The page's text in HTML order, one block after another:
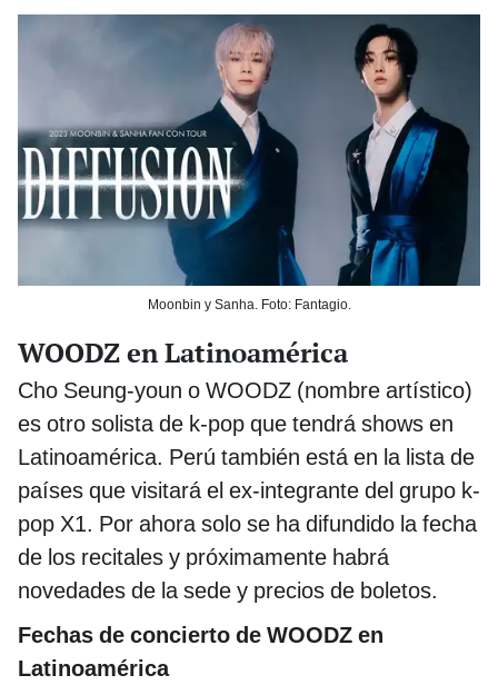
Moonbin y Sanha. Foto: Fantagio.
WOODZ en Latinoamérica
Cho Seung-youn o WOODZ (nombre artístico)
es otro solista de k-pop que tendrá shows en
Latinoamérica. Perú también está en la lista de
países que visitará el ex-integrante del grupo k-
pop X1. Por ahora solo se ha difundido la fecha
de los recitales y próximamente habrá
novedades de la sede y precios de boletos.
Fechas de concierto de WOODZ en
Latinoamérica